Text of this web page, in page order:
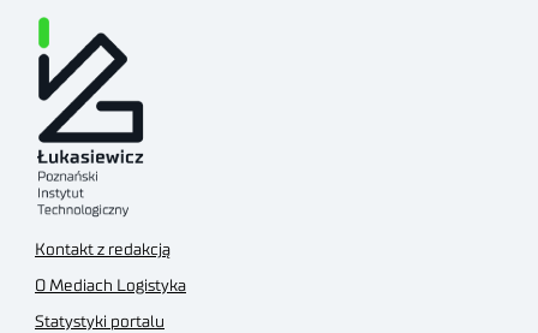
Kontakt z redakcją
O Mediach Logistyka
Statystyki portalu